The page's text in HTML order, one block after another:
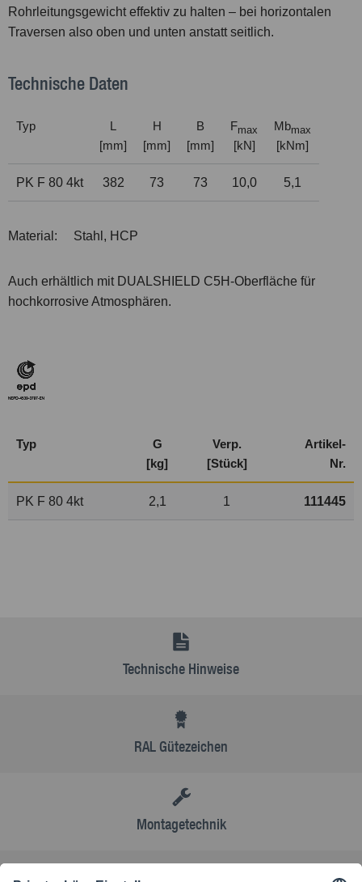
Rohrleitungsgewicht effektiv zu halten – bei horizontalen
Traversen also oben und unten anstatt seitlich.
Technische Daten
Typ
L
[mm]
H
[mm]
B
[mm]
Fmax
[kN]
Mbmax
[kNm]
PK F 80 4kt 382 73 73 10,0 5,1
Material: Stahl, HCP
Auch erhältlich mit DUALSHIELD C5H-Oberfläche für
hochkorrosive Atmosphären.
Typ
G
[kg]
Verp.
[Stück]
Artikel-
Nr.
PK F 80 4kt 2,1 1 111445
Technische Hinweise
RAL Gütezeichen
Montagetechnik